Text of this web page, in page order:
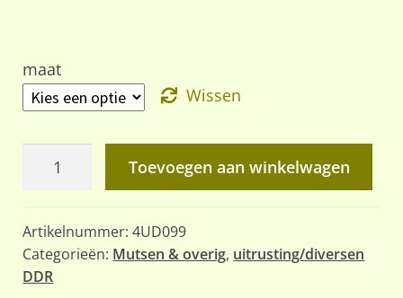
€47,95
maat
Wissen
voor
officieren
aantal
Toevoegen aan winkelwagen
Artikelnummer:4UD099
Categorieën: Mutsen & overig, uitrusting/diversen
DDR